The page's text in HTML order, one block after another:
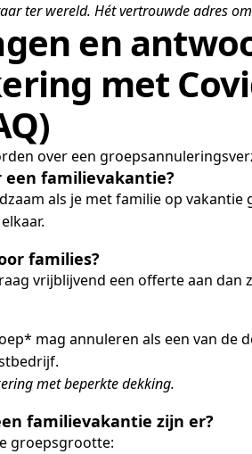
ter wereld. Hét vertrouwde adres
en
met
over een
familievakantie?
als je met familie op
families?
vrijblijvend een offerte aan
mag annuleren als een van
met beperkte dekking.
familievakantie zijn er?
groepsgrootte: